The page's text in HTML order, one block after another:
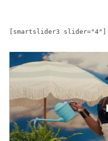
[smartslider3 slider="4"]